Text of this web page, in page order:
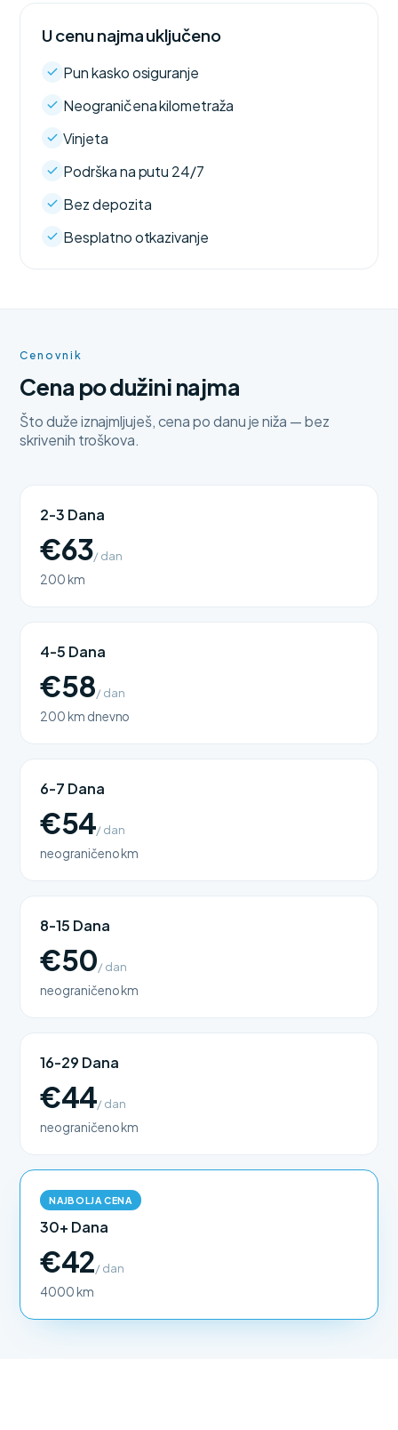
U cenu najma uključeno
Pun kasko osiguranje
Neograničena kilometraža
Vinjeta
Podrška na putu 24/7
Bez depozita
Besplatno otkazivanje
Cenovnik
Cena po dužini najma
Što duže iznajmljuješ, cena po danu je niža — bez
skrivenih troškova.
2-3 Dana
€63/ dan
200 km
4-5 Dana
€58/ dan
200 km dnevno
6-7 Dana
€54/ dan
neograničeno km
8-15 Dana
€50/ dan
neograničeno km
16-29 Dana
€44/ dan
neograničeno km
NAJBOLJA CENA
30+ Dana
€42/ dan
4000 km